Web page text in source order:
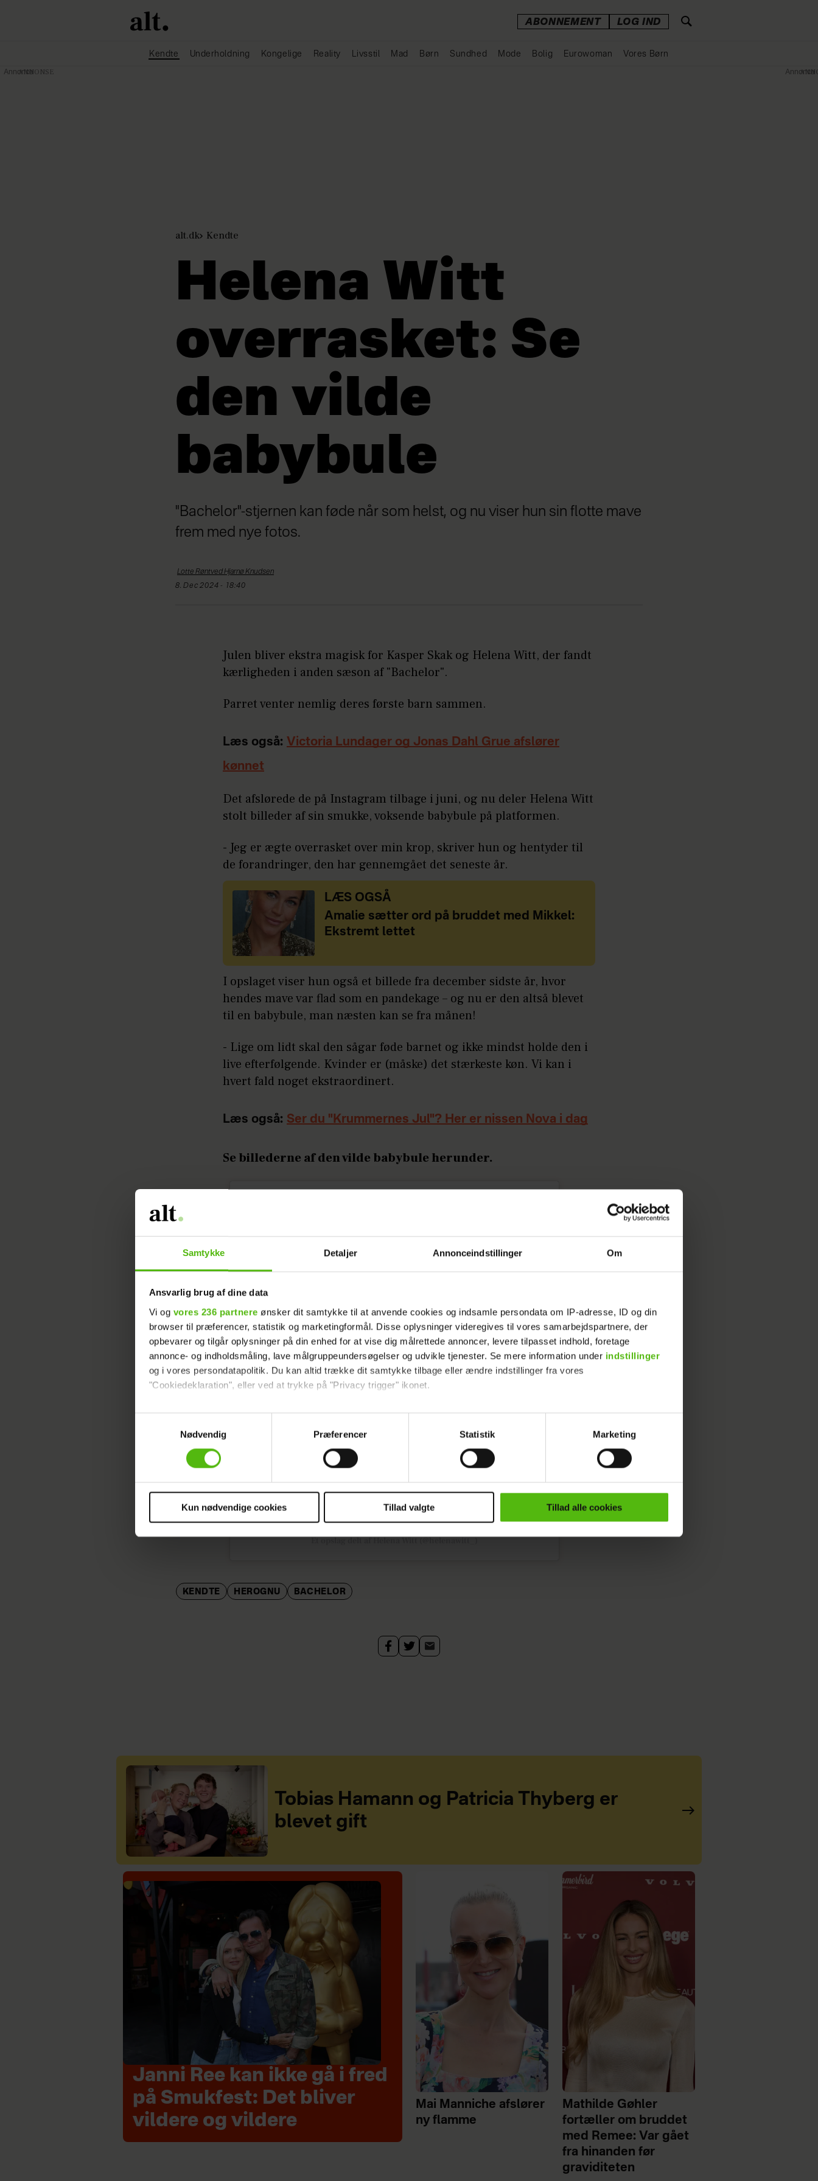
Samtykke Detaljer Annonceindstillinger Om
Ansvarlig brug af dine data
Vi og vores 236 partnere ønsker dit samtykke til at anvende cookies og indsamle persondata om IP-adresse, ID og din
browser til præferencer, statistik og marketingformål. Disse oplysninger videregives til vores samarbejdspartnere, der
opbevarer og tilgår oplysninger på din enhed for at vise dig målrettede annoncer, levere tilpasset indhold, foretage
annonce- og indholdsmåling, lave målgruppeundersøgelser og udvikle tjenester. Se mere information under indstillinger
og i vores persondatapolitik. Du kan altid trække dit samtykke tilbage eller ændre indstillinger fra vores
"Cookiedeklaration", eller ved at trykke på "Privacy trigger" ikonet.
Dine valg anvendes på hele websitet.
Vi ønsker dit samtykke til at indsamle og bruge data for at kunne levere og finansiere relevant journalistisk indhold til dig.
Vi anvender egne cookies og cookies fra tredjeparter til at at optimere dit besøg på vores hjemmeside. Vi indsamler data
sociale medier.
Nødvendig
Præferencer Statistik Marketing
Kun nødvendige cookies Tillad valgte Tillad alle cookies
ABONNEMENT LOG IND
Kendte Underholdning Kongelige Reality Livsstil Mad Børn Sundhed Mode Bolig Eurowoman Vores Børn
alt.dk Kendte
Helena Witt
overrasket: Se
den vilde
babybule
"Bachelor"-stjernen kan føde når som helst, og nu viser hun sin flotte mave
frem med nye fotos.
Lotte Røntved HjarnøKnudsen
8. Dec 2024 - 18:40
Julen bliver ekstra magisk for Kasper Skak og Helena Witt, der fandt
kærligheden i anden sæson af "Bachelor".
Parret venter nemlig deres første barn sammen.
Læs også: Victoria Lundager og Jonas Dahl Grue afslører
kønnet
Det afslørede de på Instagram tilbage i juni, og nu deler Helena Witt
stolt billeder af sin smukke, voksende babybule på platformen.
- Jeg er ægte overrasket over min krop, skriver hun og hentyder til
de forandringer, den har gennemgået det seneste år.
LÆS OGSÅ
Amalie sætter ord på bruddet med Mikkel:
Ekstremt lettet
I opslaget viser hun også et billede fra december sidste år, hvor
hendes mave var flad som en pandekage – og nu er den altså blevet
til en babybule, man næsten kan se fra månen!
- Lige om lidt skal den sågar føde barnet og ikke mindst holde den i
live efterfølgende. Kvinder er (måske) det stærkeste køn. Vi kan i
hvert fald noget ekstraordinert.
Læs også: Ser du "Krummernes Jul"? Her er nissen Nova i dag
Se billederne af den vilde babybule herunder.
Vis dette opslag på Instagram
Et opslag delt af Helena Witt (@helenawitt_)
KENDTE HEROGNU BACHELOR
Tobias Hamann og Patricia Thyberg er
blevet gift
Janni Ree kan ikke gå i fred
på Smukfest: Det bliver
vildere og vildere
Mai Manniche afslører
ny flamme
Mathilde Gøhler
fortæller om bruddet
med Remee: Var gået
fra hinanden før
graviditeten
Annonce Annonce